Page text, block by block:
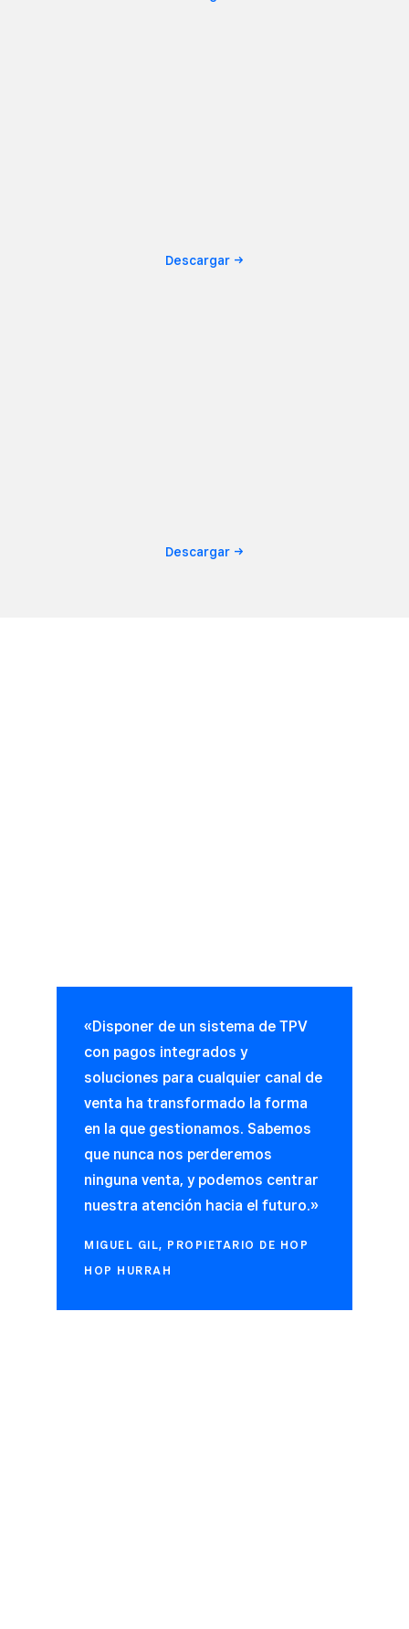
Descargar
Descargar
«Disponer de un sistema de TPV
con pagos integrados y
soluciones para cualquier canal de
venta ha transformado la forma
en la que gestionamos. Sabemos
que nunca nos perderemos
ninguna venta, y podemos centrar
nuestra atención hacia el futuro.»
MIGUEL GIL, PROPIETARIO DE HOP
HOP HURRAH